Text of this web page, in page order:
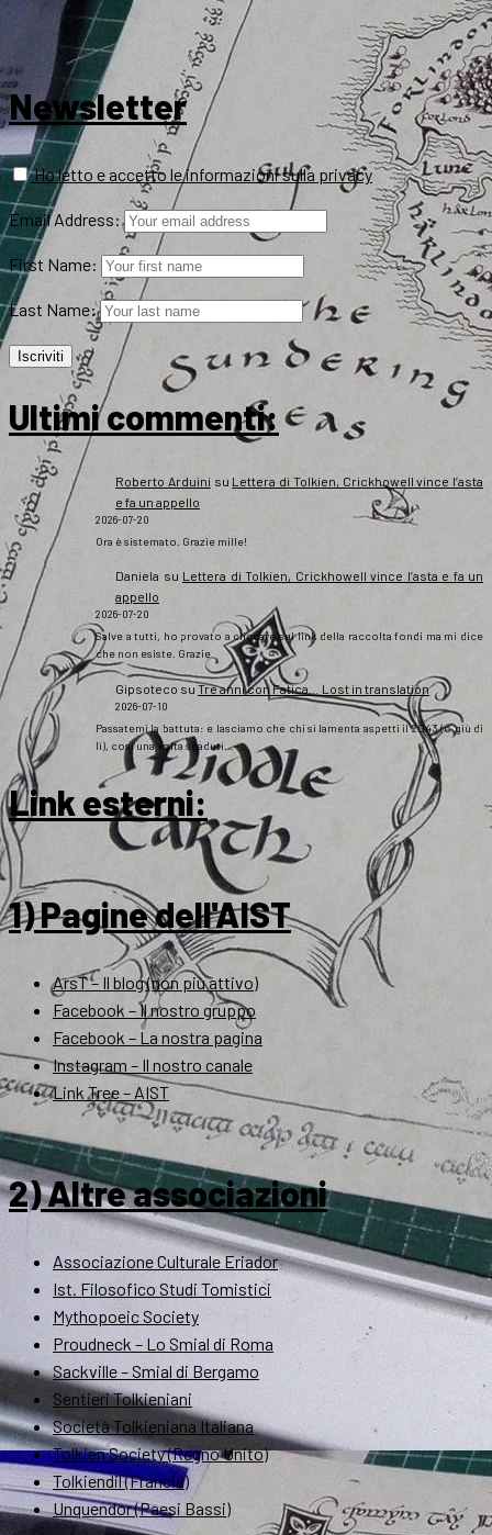
Newsletter
Ho letto e accetto le informazioni sulla privacy
Email Address:
First Name:
Last Name:
Ultimi commenti:
Roberto Arduini su Lettera di Tolkien, Crickhowell vince l’asta
e fa un appello
2026-07-20
Ora è sistemato. Grazie mille!
Daniela su Lettera di Tolkien, Crickhowell vince l’asta e fa un
appello
2026-07-20
Salve a tutti, ho provato a cliccare sul link della raccolta fondi ma mi dice
che non esiste. Grazie
Gipsoteco suTre anni con Fatica… Lost in translation
2026-07-10
Passatemi la battuta: e lasciamo che chi si lamenta aspetti il 2043 (o giù di
lì), così una volta scaduti…
Link esterni:
1) Pagine dell'AIST
ArsT – Il blog (non più attivo)
Facebook – Il nostro gruppo
Facebook – La nostra pagina
Instagram – Il nostro canale
Link Tree – AIST
2) Altre associazioni
Associazione Culturale Eriador
Ist. Filosofico Studi Tomistici
Mythopoeic Society
Proudneck – Lo Smial di Roma
Sackville – Smial di Bergamo
Sentieri Tolkieniani
Società Tolkieniana Italiana
Tolkien Society (Regno Unito)
Tolkiendil (Francia)
Unquendor (Paesi Bassi)